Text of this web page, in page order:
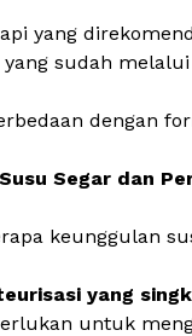
yang
sudah
dengan
Segar dan
keunggulan
yang
untuk